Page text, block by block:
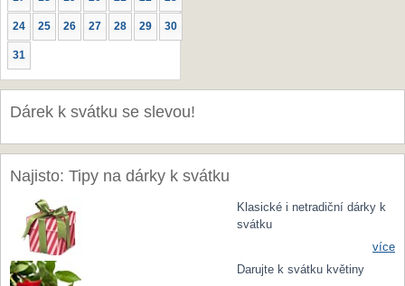
24 25 26 27 28 29 30
31
Dárek k svátku se slevou!
Najisto: Tipy na dárky k svátku
Klasické i netradiční dárky k
svátku
více
Darujte k svátku květiny